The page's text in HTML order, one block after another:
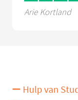
Arie Kortland
Hulp van